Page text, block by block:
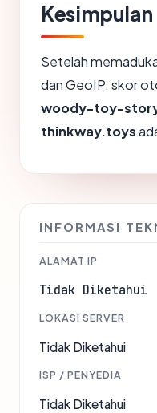
Kesimpulan
Setelah
dan GeoIP, skor
woody-toy-
thinkway.toys
INFORMASI
ALAMAT IP
Tidak Diketahui
LOKASI SERVER
Tidak Diketahui
ISP / PENYEDIA
Tidak Diketahui